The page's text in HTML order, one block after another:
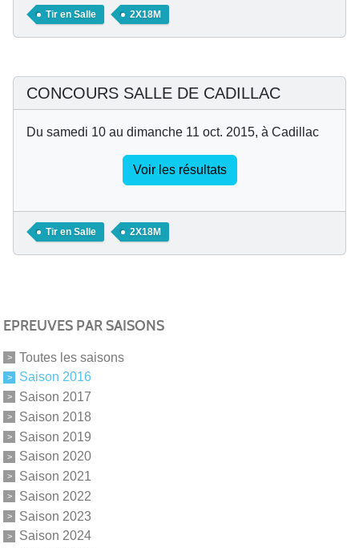
Tir en Salle 2X18M
CONCOURS SALLE DE CADILLAC
Du samedi 10 au dimanche 11 oct. 2015, à Cadillac
Voir les résultats
Tir en Salle 2X18M
EPREUVES PAR SAISONS
Toutes les saisons
Saison 2016
Saison 2017
Saison 2018
Saison 2019
Saison 2020
Saison 2021
Saison 2022
Saison 2023
Saison 2024